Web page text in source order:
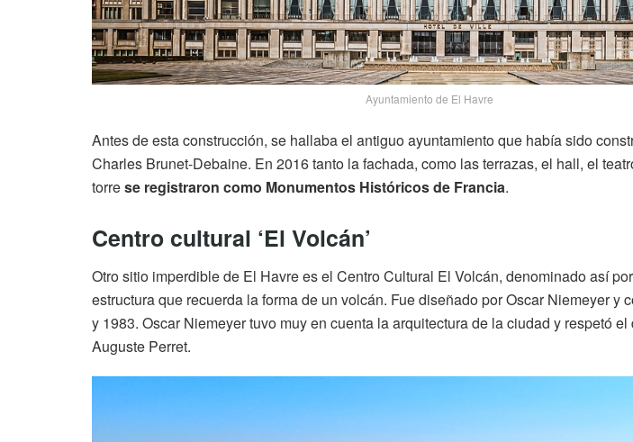
Ayuntamiento de El Havre
Antes de esta construcción, se hallaba el antiguo ayuntamiento que había sido
Charles Brunet-Debaine. En 2016 tanto la fachada, como las terrazas, el hall, el
torrese registraron como Monumentos Históricos de Francia.
Centro cultural ‘El Volcán’
Otro sitio imperdible de El Havre es el Centro Cultural El Volcán, denominado así
estructura que recuerda la forma de un volcán. Fue diseñado por Oscar Niemeyer y
y 1983. Oscar Niemeyer tuvo muy en cuenta la arquitectura de la ciudad y respetó
Auguste Perret.